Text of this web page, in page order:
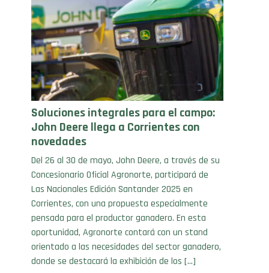
Soluciones integrales para el campo:
John Deere llega a Corrientes con
novedades
Del 26 al 30 de mayo, John Deere, a través de su
Concesionario Oficial Agronorte, participará de
Las Nacionales Edición Santander 2025 en
Corrientes, con una propuesta especialmente
pensada para el productor ganadero. En esta
oportunidad, Agronorte contará con un stand
orientado a las necesidades del sector ganadero,
donde se destacará la exhibición de los […]